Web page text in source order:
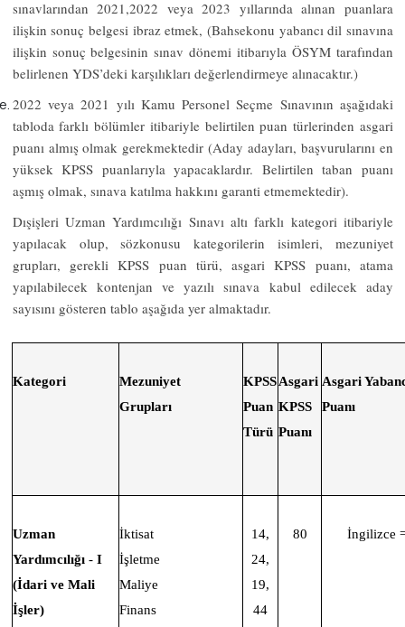
sınavlarından2021,2022 veya 2023 yıllarında alınan puanlara
ilişkin sonuç belgesi ibraz etmek, (Bahsekonu yabancı dil sınavına
ilişkin sonuç belgesinin sınav dönemi itibarıyla ÖSYM tarafından
belirlenen YDS’deki karşılıkları değerlendirmeye alınacaktır.)
2022 veya 2021 yılı Kamu Personel Seçme Sınavının aşağıdaki
tabloda farklı bölümler itibariyle belirtilen puan türlerinden asgari
puanı almış olmak gerekmektedir (Aday adayları, başvurularını en
yüksek KPSS puanlarıyla yapacaklardır. Belirtilen taban puanı
aşmış olmak, sınava katılma hakkını garanti etmemektedir).
Dışişleri Uzman Yardımcılığı Sınavı altı farklı kategori itibariyle
yapılacak olup, sözkonusu kategorilerin isimleri, mezuniyet
grupları, gerekli KPSS puan türü, asgari KPSS puanı, atama
yapılabilecek kontenjan ve yazılı sınava kabul edilecek aday
sayısını gösteren tablo aşağıda yer almaktadır.
Kategori
Mezuniyet
Grupları
KPSS
Puan
Türü
Asgari
KPSS
Puanı
Asgari
Puanı
Uzman
Yardımcılığı - I
(İdari ve Mali
İşler)
İktisat
İşletme
Maliye
Finans
14,
24,
19,
44
80 İngilizce